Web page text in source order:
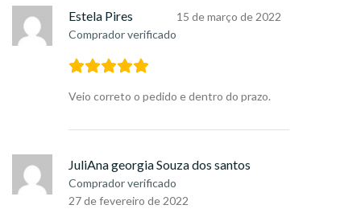
Estela Pires
Comprador verificado
15 de março de 2022
Veio correto o pedido e dentro do prazo.
JuliAna georgia Souza dos santos
Comprador verificado
27 de fevereiro de 2022